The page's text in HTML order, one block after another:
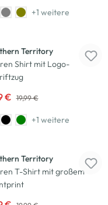
+1 weitere
Territory
Shirt mit Logo-
€ 19,99 €
+1 weitere
Territory
T-Shirt mit großem